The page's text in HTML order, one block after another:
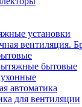
установки
вентиляция.
бытовые
автоматика
для вентиляции